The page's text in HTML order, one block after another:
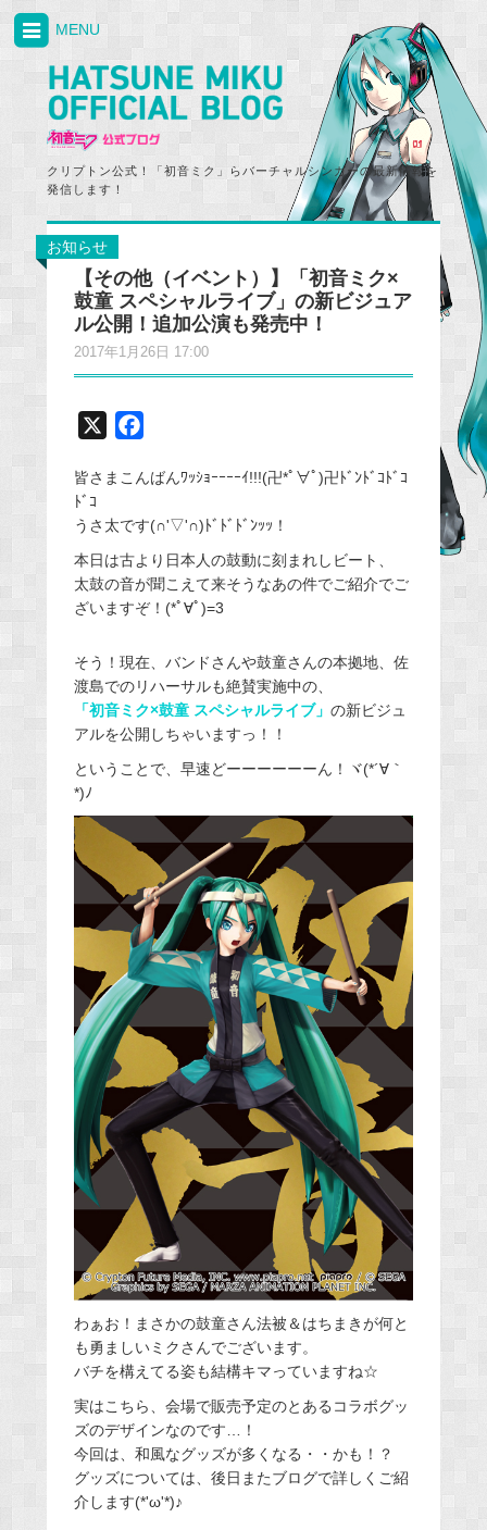
クリプトン公式！「初音ミク」らバーチャルシンガーの最新情報を
発信します！
MENU
お知らせ
【その他（イベント）】「初音ミク×
鼓童 スペシャルライブ」の新ビジュア
ル公開！追加公演も発売中！
2017年1月26日 17:00
c
b
o
o
k
皆さまこんばんﾜｯｼｮｰｰｰｰｲ!!!(卍*ﾟ∀ﾟ)卍ﾄﾞﾝﾄﾞｺﾄﾞｺ
ﾄﾞｺ
うさ太です(∩'▽'∩)ﾄﾞﾄﾞﾄﾞﾝｯｯ！
本日は古より日本人の鼓動に刻まれしビート、
太鼓の音が聞こえて来そうなあの件でご紹介でご
ざいますぞ！(*ﾟ∀ﾟ)=3
そう！現在、バンドさんや鼓童さんの本拠地、佐
渡島でのリハーサルも絶賛実施中の、
「初音ミク×鼓童 スペシャルライブ」 の新ビジュ
アルを公開しちゃいますっ！！
ということで、早速どーーーーーーん！ヾ(*´∀｀
*)ﾉ
わぁお！まさかの鼓童さん法被＆はちまきが何と
も勇ましいミクさんでございます。
バチを構えてる姿も結構キマっていますね☆
実はこちら、会場で販売予定のとあるコラボグッ
ズのデザインなのです…！
今回は、和風なグッズが多くなる・・かも！？
グッズについては、後日またブログで詳しくご紹
介します(*'ω'*)♪